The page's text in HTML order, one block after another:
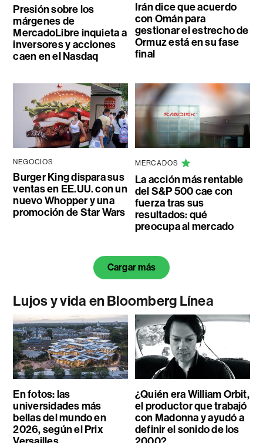
Presión sobre los
márgenes de
MercadoLibre inquieta a
inversores y acciones
caen en el Nasdaq
Irán dice que acuerdo
con Omán para
gestionar el estrecho de
Ormuz está en su fase
final
NEGOCIOS
Burger King dispara sus
ventas en EE.UU. con un
nuevo Whopper y una
promoción de Star Wars
MERCADOS
La acción más rentable
del S&P 500 cae con
fuerza tras sus
resultados: qué
preocupa al mercado
Cargar más
Lujos y vida en Bloomberg Línea
En fotos: las
universidades más
bellas del mundo en
2026, según el Prix
¿Quién era William Orbit,
el productor que trabajó
con Madonna y ayudó a
definir el sonido de los